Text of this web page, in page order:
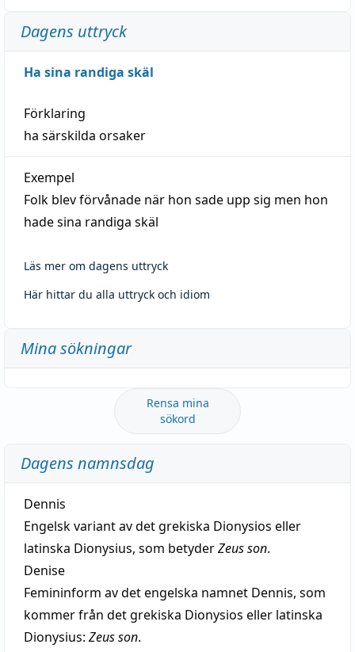
Dagens uttryck
Ha sina randiga skäl
Förklaring
ha särskilda orsaker
Exempel
Folk blev förvånade när hon sade upp sig men hon
hade sina randiga skäl
Läs mer om dagens uttryck
Här hittar du alla uttryck och idiom
Mina sökningar
Rensa mina
sökord
Dagens namnsdag
Dennis
Engelsk variant av det grekiska Dionysios eller
latinska Dionysius, som betyderZeus son.
Denise
Femininform av det engelska namnet Dennis, som
kommer från det grekiska Dionysios eller latinska
Dionysius: Zeus son.